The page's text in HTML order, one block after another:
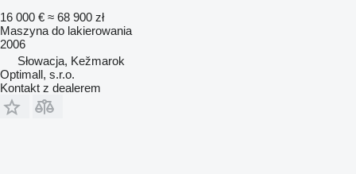
16 000 € ≈ 68 900 zł
Maszyna do lakierowania
2006
Słowacja, Kežmarok
Optimall, s.r.o.
Kontakt z dealerem